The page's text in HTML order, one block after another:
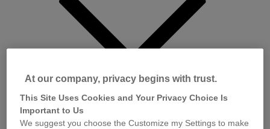
At our company, privacy begins with trust.
This Site Uses Cookies and Your Privacy Choice Is
Important to Us
We suggest you choose the Customize my Settings to make